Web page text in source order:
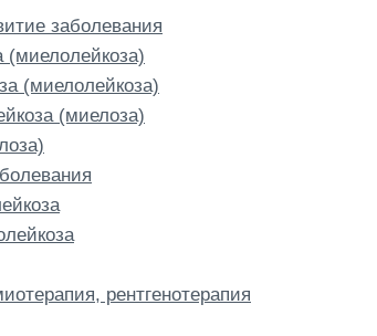
заболевания
(миелолейкоза)
(миелолейкоза)
(миелоза)
рентгенотерапия